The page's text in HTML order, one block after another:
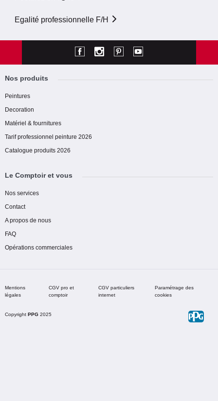
Egalité professionnelle F/H
Nos produits
Peintures
Decoration
Matériel & fournitures
Tarif professionnel peinture 2026
Catalogue produits 2026
Le Comptoir et vous
Nos services
Contact
A propos de nous
FAQ
Opérations commerciales
Mentions
légales
CGV pro et
comptoir
CGV particuliers
internet
Paramétrage des
cookies
Copyright PPG 2025